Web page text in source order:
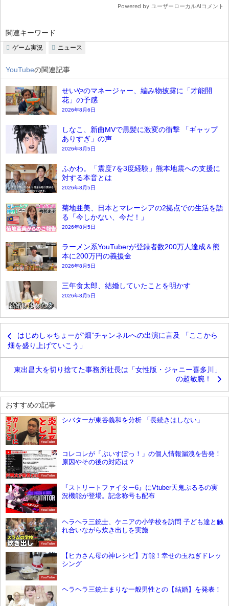
関連キーワード
ゲーム実況 ニュース
YouTubeの関連記事
せいやのマネージャー、編み物披露に「才能開
花」の予感
2026年8月6日
しなこ、新曲MVで黒髪に激変の衝撃 「ギャップ
ありすぎ」の声
2026年8月5日
ふかわ。「震度7を3度経験」熊本地震への支援に
対する本音とは
2026年8月5日
菊地亜美、日本とマレーシアの2拠点での生活を語
る「今しかない、今だ！」
2026年8月5日
ラーメン系YouTuberが登録者数200万人達成＆熊
本に200万円の義援金
2026年8月5日
三年食太郎、結婚していたことを明かす
2026年8月5日
はじめしゃちょーが“畑”チャンネルへの出演に言及 「ここから
畑を盛り上げていこう」
東出昌大を切り捨てた事務所社長は「女性版・ジャニー喜多川」
の超敏腕！
おすすめの記事
YouTube
シバターが東谷義和を分析 「長続きはしない」
YouTube
コレコレが「ぶいすぽっ！」の個人情報漏洩を告発！
原因やその後の対応は？
YouTube
『ストリートファイター6』にVtuber天鬼ぷるるの実
況機能が登場。記念称号も配布
YouTube
ヘラヘラ三銃士、ケニアの小学校を訪問 子ども達と触
れ合いながら炊き出しを実施
YouTube
【ヒカさん母の神レシピ】万能！幸せの玉ねぎドレッ
シング
ヘラヘラ三銃士まりな一般男性との【結婚】を発表！